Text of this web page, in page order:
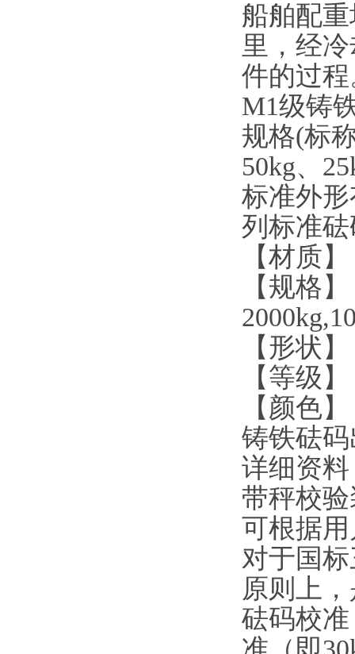
船舶配
里，经
件的过
M1级铸
规格(标
50kg、
标准外
列标准
【材质
【规格
【形状
【等级
【颜色
铸铁砝
详细资
带秤校
可根据
对于国
原则上
砝码校